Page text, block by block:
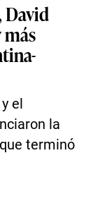
David
el
la
terminó